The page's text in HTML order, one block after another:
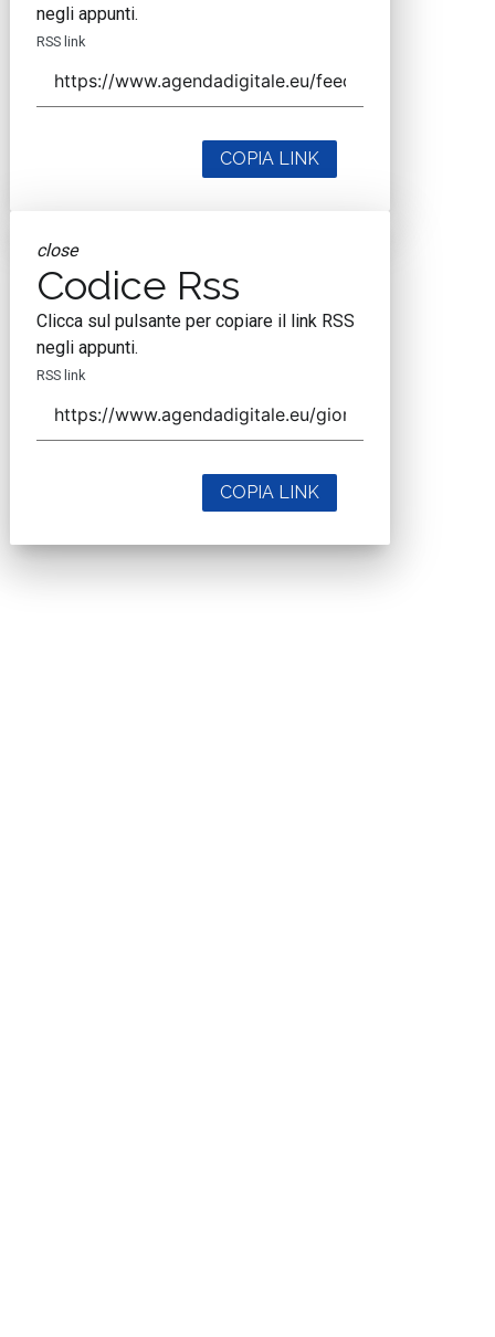
negli appunti.
RSS link
COPIA LINK
close
Codice Rss
Clicca sul pulsante per copiare il link RSS
negli appunti.
RSS link
COPIA LINK